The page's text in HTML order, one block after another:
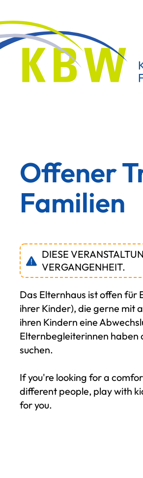
Offener
Familien
DIESE
VERGANGENHEIT.
Das Elternhaus ist offen für
ihrer Kinder), die gerne mit
ihren Kindern eine
Elternbegleiterinnen haben
suchen.
If you're looking for a
different people, play with
for you.